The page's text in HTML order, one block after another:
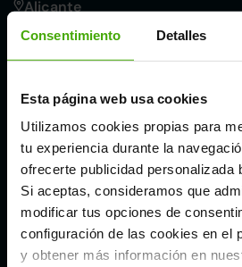
Consentimiento Detalles
Esta página web usa cookies
Utilizamos cookies propias para
tu experiencia durante la
ofrecerte publicidad personalizada
Si aceptas, consideramos que
modificar tus opciones de
configuración de las cookies en el
y obtener más información en
Alicante
Córdoba
Málaga
Valencia